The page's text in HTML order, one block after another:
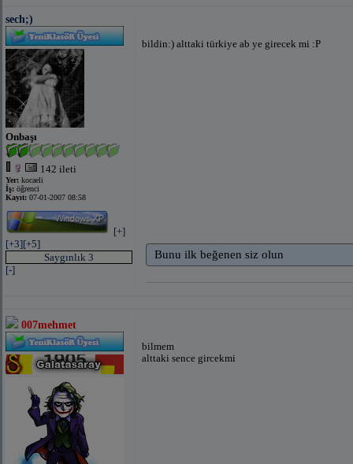
sech;)
Onbaşı
142 ileti
Yer: kocaeli
İş: öğrenci
Kayıt: 07-01-2007 08:58
[+]
[+3][+5]
Saygınlık 3
[-]
bildin:) alttaki türkiye ab ye girecek mi :P
Bunu ilk beğenen siz olun
007mehmet
bilmem
alttaki sence gircekmi